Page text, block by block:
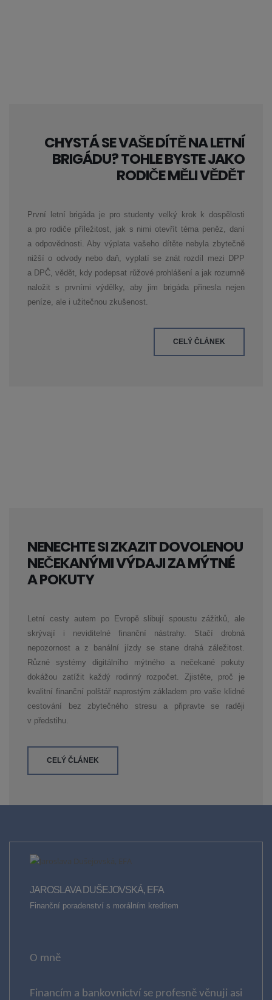
CHYSTÁ SE VAŠE DÍTĚ NA LETNÍ
BRIGÁDU? TOHLE BYSTE JAKO
RODIČE MĚLI VĚDĚT
První letní brigáda je pro studenty velký krok k dospělosti
a pro rodiče příležitost, jak s nimi otevřít téma peněz, daní
a odpovědnosti. Aby výplata vašeho dítěte nebyla zbytečně
nižší o odvody nebo daň, vyplatí se znát rozdíl mezi DPP
a DPČ, vědět, kdy podepsat růžové prohlášení a jak rozumně
naložit s prvními výdělky, aby jim brigáda přinesla nejen
peníze, ale i užitečnou zkušenost.
CELÝ ČLÁNEK
NENECHTE SI ZKAZIT DOVOLENOU
NEČEKANÝMI VÝDAJI ZA MÝTNÉ
A POKUTY
Letní cesty autem po Evropě slibují spoustu zážitků, ale
skrývají i neviditelné finanční nástrahy. Stačí drobná
nepozornost a z banální jízdy se stane drahá záležitost.
Různé systémy digitálního mýtného a nečekané pokuty
dokážou zatížit každý rodinný rozpočet. Zjistěte, proč je
kvalitní finanční polštář naprostým základem pro vaše klidné
cestování bez zbytečného stresu a připravte se raději
v předstihu.
CELÝ ČLÁNEK
JAROSLAVA DUŠEJOVSKÁ, EFA
Finanční poradenství s morálním kreditem
O mně
Financím a bankovnictví se profesně věnuji asi